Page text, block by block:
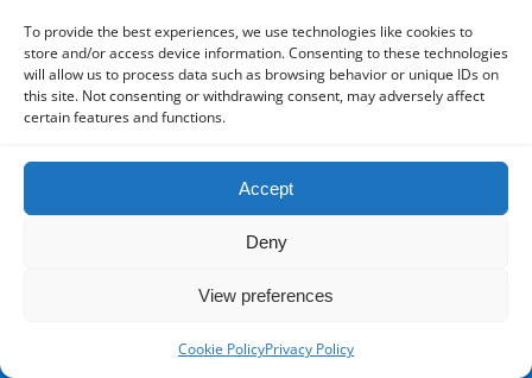
To provide the best experiences, we use technologies like cookies to
store and/or access device information. Consenting to these technologies
will allow us to process data such as browsing behavior or unique IDs on
this site. Not consenting or withdrawing consent, may adversely affect
certain features and functions.
Accept
Deny
View preferences
Cookie PolicyPrivacy Policy
WPtouch Mobile Suite for WordPress